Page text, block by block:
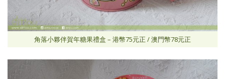
角落小夥伴賀年糖果禮盒 – 港幣75元正 / 澳門幣78元正